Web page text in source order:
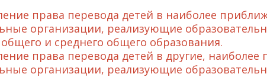
права перевода детей в наиболее
организации, реализующие
и среднего общего образования.
права перевода детей в другие,
организации, реализующие